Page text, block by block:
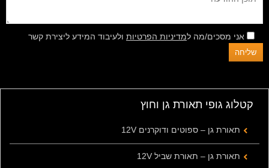
אני מסכים/מה למדיניות הפרטיות ולעיבוד המידע ליצירת קשר
קטלוג גופי תאורת גן וחוץ
תאורת גן – ספוטים ודוקרנים 12V
תאורת גן – תאורת שביל 12V